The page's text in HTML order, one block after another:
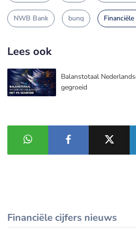
NWB Bank bunq
Lees ook
Balanstotaal
gegroeid
Financiële cijfers nieuws